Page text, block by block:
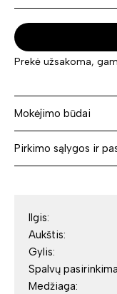
Prekė užsakoma,
Mokėjimo būdai
Pirkimo sąlygos ir
Ilgis:
Aukštis:
Gylis:
Spalvų
Medžiaga: